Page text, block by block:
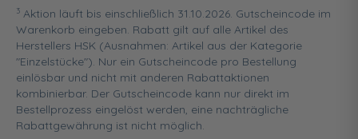
3 Aktion läuft bis einschließlich 31.10.2026. Gutscheincode im
Warenkorb eingeben. Rabatt gilt auf alle Artikel des
Herstellers HSK (Ausnahmen: Artikel aus der Kategorie
"Einzelstücke"). Nur ein Gutscheincode pro Bestellung
einlösbar und nicht mit anderen Rabattaktionen
kombinierbar. Der Gutscheincode kann nur direkt im
Bestellprozess eingelöst werden, eine nachträgliche
Rabattgewährung ist nicht möglich.